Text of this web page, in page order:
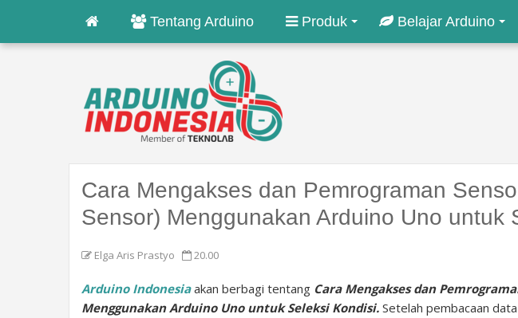
Tentang Arduino Produk Belajar Arduino
Cara Mengakses dan Pemrograman
Sensor) Menggunakan Arduino Uno untuk
Elga Aris Prastyo 20.00
Arduino Indonesiaakan berbagi tentang Cara Mengakses dan
Menggunakan Arduino Uno untuk Seleksi Kondisi. Setelah pembacaan